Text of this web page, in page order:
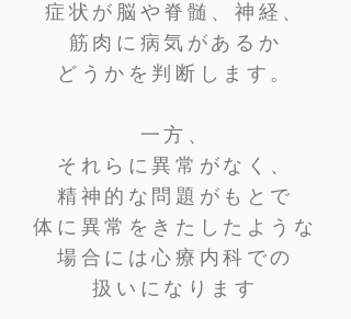
症状が脳や脊髄、神経 、
筋肉に病気があるか
どうかを判断します。
一方、
それらに異常がなく、
精神的な問題がもとで
体に異常をきたしたような
場合には心療内科での
​扱いになります